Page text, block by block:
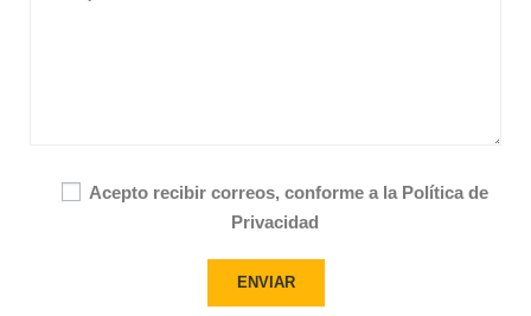
Acepto recibir correos, conforme a la Política de
Privacidad